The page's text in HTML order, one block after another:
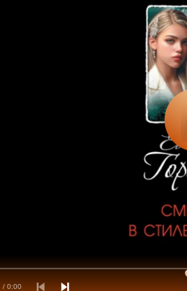
/ 0:00